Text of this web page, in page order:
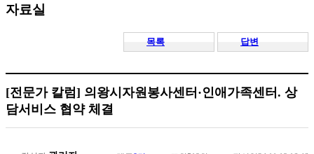
목록 답변
[전문가 칼럼] 의왕시자원봉사센터·인애가족센터. 상
담서비스 협약 체결